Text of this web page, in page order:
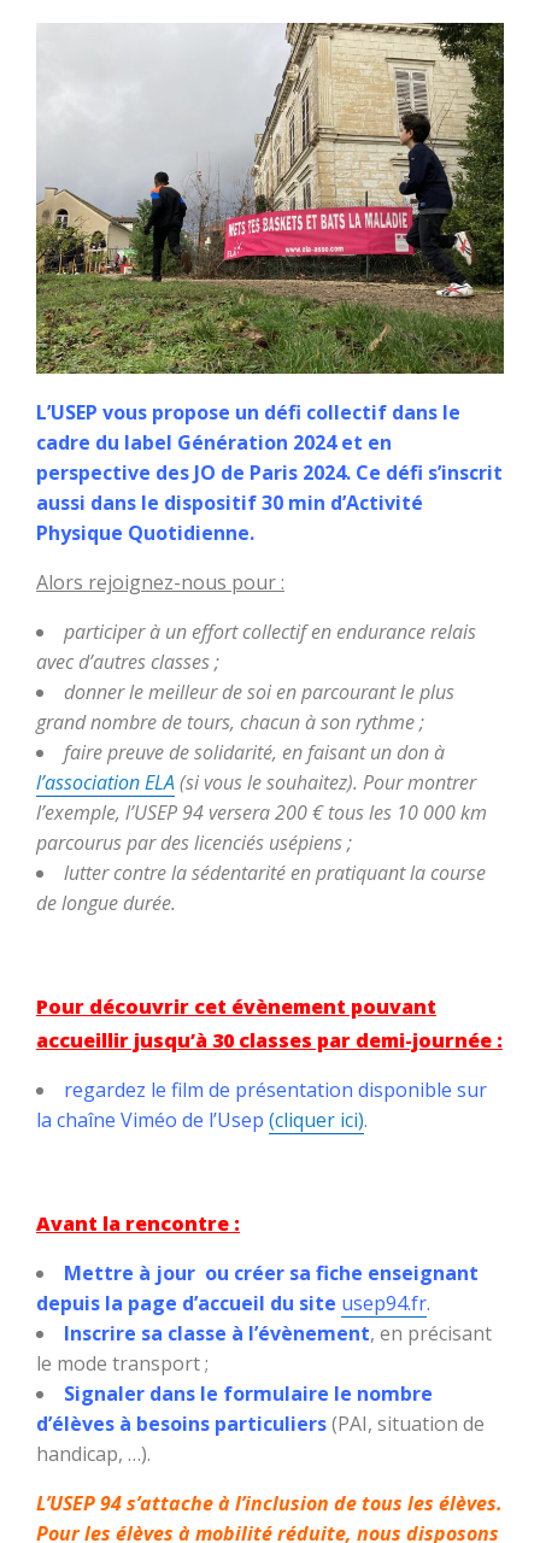
L’USEP vous propose un défi collectif dans le
cadre du label Génération 2024 et en
perspective des JO de Paris 2024. Ce défi s’inscrit
aussi dans le dispositif 30 min d’Activité
Physique Quotidienne.
Alors rejoignez-nous pour :
participer à un effort collectif en endurance relais
avec d’autres classes ;
donner le meilleur de soi en parcourant le plus
grand nombre de tours, chacun à son rythme ;
faire preuve de solidarité, en faisant un don à
l’association ELA(si vous le souhaitez). Pour montrer
l’exemple, l’USEP 94 versera 200 € tous les 10 000 km
parcourus par des licenciés usépiens ;
lutter contre la sédentarité en pratiquant la course
de longue durée.
Pour découvrir cet évènement pouvant
accueillir jusqu’à 30 classes par demi-journée :
regardez le film de présentation disponible sur
la chaîne Viméo de l’Usep (cliquer ici).
Avant la rencontre :
Mettre à jour ou créer sa fiche enseignant
depuis la page d’accueil du site usep94.fr.
Inscrire sa classe à l’évènement, en précisant
le mode transport ;
Signaler dans le formulaire le nombre
d’élèves à besoins particuliers(PAI, situation de
handicap, …).
L’USEP 94 s’attache à l’inclusion de tous les élèves.
Pour les élèves à mobilité réduite, nous disposons